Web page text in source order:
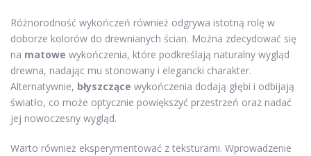
Różnorodność wykończeń również odgrywa istotną rolę w
doborze kolorów do drewnianych ścian. Można zdecydować się
na matowe wykończenia, które podkreślają naturalny wygląd
drewna, nadając mu stonowany i elegancki charakter.
Alternatywnie, błyszczące wykończenia dodają głębi i odbijają
światło, co może optycznie powiększyć przestrzeń oraz nadać
jej nowoczesny wygląd.
Warto również eksperymentować z teksturami. Wprowadzenie